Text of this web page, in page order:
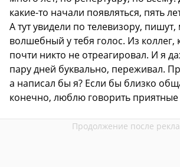
какие-то начали появляться, пять
А тут увидели по телевизору,
волшебный у тебя голос. Из коллег,
почти никто не отреагировал. И я
пару дней буквально, переживал.
а написал бы я? Если бы близко
конечно, люблю говорить